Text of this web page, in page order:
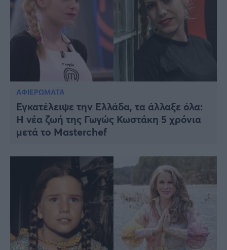
ΑΦΙΕΡΩΜΑΤΑ
Εγκατέλειψε την Ελλάδα, τα άλλαξε όλα:
Η νέα ζωή της Γωγώς Κωστάκη 5 χρόνια
μετά το Masterchef